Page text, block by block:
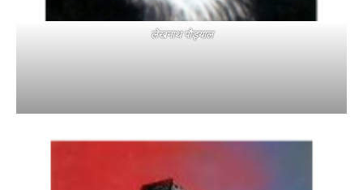
लेखनाथ पौड्याल